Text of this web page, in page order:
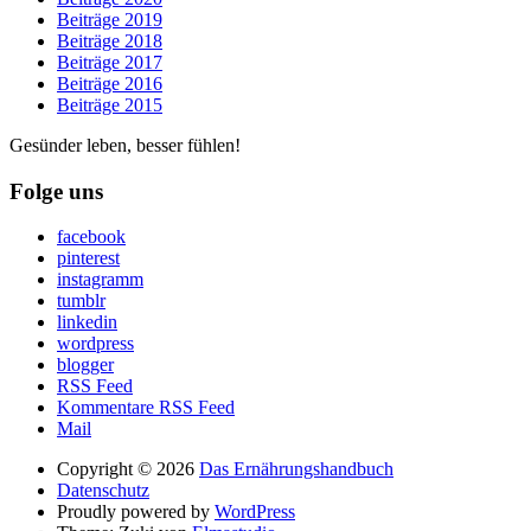
Beiträge 2019
Beiträge 2018
Beiträge 2017
Beiträge 2016
Beiträge 2015
Gesünder leben, besser fühlen!
Folge uns
facebook
pinterest
instagramm
tumblr
linkedin
wordpress
blogger
RSS Feed
Kommentare RSS Feed
Mail
Copyright © 2026 Das Ernährungshandbuch
Datenschutz
Proudly powered by WordPress